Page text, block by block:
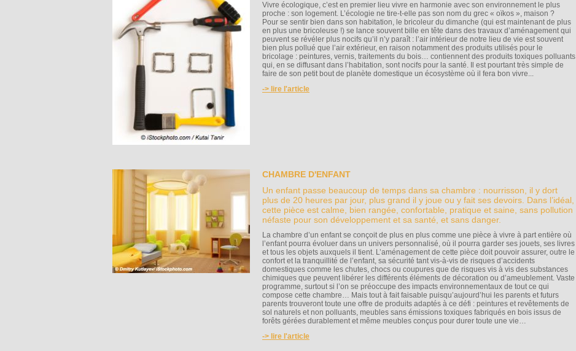
Vivre écologique, c’est en premier lieu vivre en harmonie avec son environnement le plus
proche : son logement. L’écologie ne tire-t-elle pas son nom du grec « oïkos », maison ?
Pour se sentir bien dans son habitation, le bricoleur du dimanche (qui est maintenant de plus
en plus une bricoleuse !) se lance souvent bille en tête dans des travaux d’aménagement qui
peuvent se révéler plus nocifs qu’il n’y paraît : l’air intérieur de notre lieu de vie est souvent
bien plus pollué que l’air extérieur, en raison notamment des produits utilisés pour le
bricolage : peintures, vernis, traitements du bois… contiennent des produits toxiques polluants
qui, en se diffusant dans l’habitation, sont nocifs pour la santé. Il est pourtant très simple de
faire de son petit bout de planète domestique un écosystème où il fera bon vivre...
-> lire l'article
CHAMBRE D'ENFANT
Un enfant passe beaucoup de temps dans sa chambre : nourrisson, il y dort
plus de 20 heures par jour, plus grand il y joue ou y fait ses devoirs. Dans l’idéal,
cette pièce est calme, bien rangée, confortable, pratique et saine, sans pollution
néfaste pour son développement et sa santé, et sans danger.
La chambre d’un enfant se conçoit de plus en plus comme une pièce à vivre à part entière où
l’enfant pourra évoluer dans un univers personnalisé, où il pourra garder ses jouets, ses livres
et tous les objets auxquels il tient. L’aménagement de cette pièce doit pouvoir assurer, outre le
confort et la tranquillité de l’enfant, sa sécurité tant vis-à-vis de risques d’accidents
domestiques comme les chutes, chocs ou coupures que de risques vis à vis des substances
chimiques que peuvent libérer les différents éléments de décoration ou d’ameublement. Vaste
programme, surtout si l’on se préoccupe des impacts environnementaux de tout ce qui
compose cette chambre… Mais tout à fait faisable puisqu’aujourd’hui les parents et futurs
parents trouveront toute une offre de produits adaptés à ce défi : peintures et revêtements de
sol naturels et non polluants, meubles sans émissions toxiques fabriqués en bois issus de
forêts gérées durablement et même meubles conçus pour durer toute une vie…
-> lire l'article